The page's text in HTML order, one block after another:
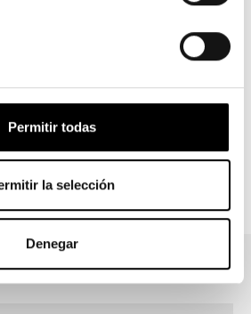
Permitir todas
la selección
Denegar
nuestra newsletter